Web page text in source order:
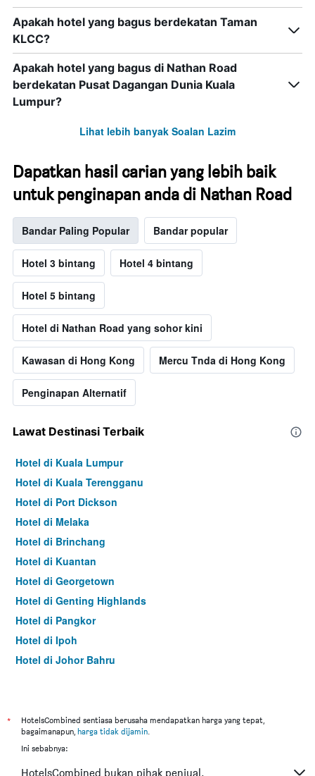
Apakah hotel yang bagus berdekatan Taman
KLCC?
Apakah hotel yang bagus di Nathan Road
berdekatan Pusat Dagangan Dunia Kuala
Lumpur?
Lihat lebih banyak Soalan Lazim
Dapatkan hasil carian yang lebih baik
untuk penginapan anda di Nathan Road
Bandar Paling Popular Bandar popular
Hotel 3 bintang Hotel 4 bintang
Hotel 5 bintang
Hotel di Nathan Road yang sohor kini
Kawasan di Hong Kong Mercu Tnda di Hong Kong
Penginapan Alternatif
Lawat Destinasi Terbaik
Hotel di Kuala Lumpur
Hotel di Kuala Terengganu
Hotel di Port Dickson
Hotel di Melaka
Hotel di Brinchang
Hotel di Kuantan
Hotel di Georgetown
Hotel di Genting Highlands
Hotel di Pangkor
Hotel di Ipoh
Hotel di Johor Bahru
Hotel di Kuching
Hotel di Tokyo
*
HotelsCombined sentiasa berusaha mendapatkan harga yang tepat,
bagaimanapun, harga tidak dijamin.
Ini sebabnya:
HotelsCombined bukan pihak penjual.